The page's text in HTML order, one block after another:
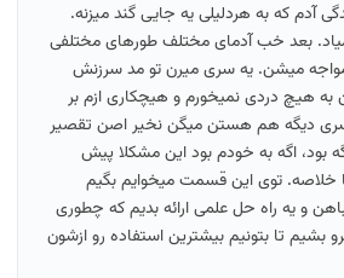
آدم که به هردلیلی یه جایی گند میزنه.
بعد خب آدمای مختلف طورهای مختلفی
مواجه میشن. یه سری میرن تو مد سرزنش
هیچ دردی نمیخورم و هیچکاری ازم بر
سری دیگه هم هستن میگن نخیر اصن تقصیر
بود، اگه به خودم بود این مشکلا پیش
خلاصه. توی این قسمت میخوایم بگیم
و یه راه حل علمی ارائه بدیم که چطوری
بشیم تا بتونیم بیشترین استفاده رو ازشون